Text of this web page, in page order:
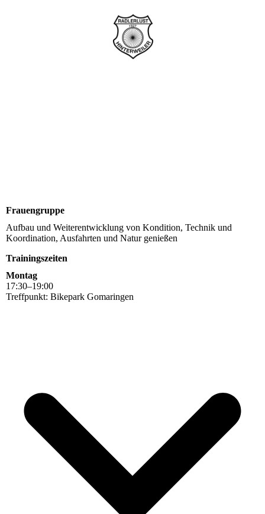
Frauengruppe
Aufbau und Weiterentwicklung von Kondition, Technik und
Koordination, Ausfahrten und Natur genießen
Trainingszeiten
Montag
17:30–19:00
Treffpunkt: Bikepark Gomaringen